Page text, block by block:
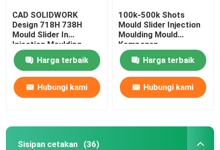
CAD SOLIDWORK
Design 718H 738H
Mould Slider In
Injection Moulding
Harga terbaik
Hubungi kami
100k-500k Shots
Mould Slider Injection
Moulding Mould
Komponen
Harga terbaik
Hubungi kami
Sisipan cetakan (36)